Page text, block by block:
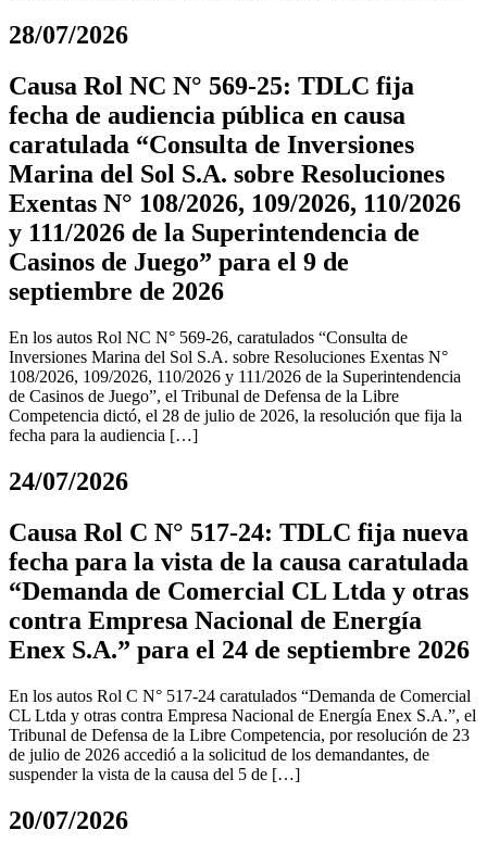
28/07/2026
Causa Rol NC N° 569-25: TDLC fija
fecha de audiencia pública en causa
caratulada “Consulta de Inversiones
Marina del Sol S.A. sobre Resoluciones
Exentas N° 108/2026, 109/2026, 110/2026
y 111/2026 de la Superintendencia de
Casinos de Juego” para el 9 de
septiembre de 2026
En los autos Rol NC N° 569-26, caratulados “Consulta de
Inversiones Marina del Sol S.A. sobre Resoluciones Exentas N°
108/2026, 109/2026, 110/2026 y 111/2026 de la Superintendencia
de Casinos de Juego”, el Tribunal de Defensa de la Libre
Competencia dictó, el 28 de julio de 2026, la resolución que fija la
fecha para la audiencia […]
24/07/2026
Causa Rol C N° 517-24: TDLC fija nueva
fecha para la vista de la causa caratulada
“Demanda de Comercial CL Ltda y otras
contra Empresa Nacional de Energía
Enex S.A.” para el 24 de septiembre 2026
En los autos Rol C N° 517-24 caratulados “Demanda de Comercial
CL Ltda y otras contra Empresa Nacional de Energía Enex S.A.”, el
Tribunal de Defensa de la Libre Competencia, por resolución de 23
de julio de 2026 accedió a la solicitud de los demandantes, de
suspender la vista de la causa del 5 de […]
20/07/2026